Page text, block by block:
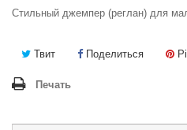
Стильный джемпер (реглан) для
Твит Поделиться
Печать